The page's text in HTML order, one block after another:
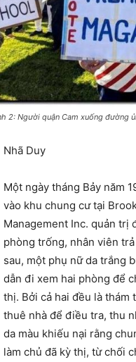
2: Người quận Cam xuống đường
Nhã Duy
Một ngày tháng Bảy năm
vào khu chung cư tại
Management Inc. quản trị
phòng trống, nhân viên
sau, một phụ nữ da trắng
dẫn đi xem hai phòng để
thị. Bởi cả hai đều là thám
thuê nhà để điều tra, thu
da màu khiếu nại rằng
làm chủ đã kỳ thị, từ chối